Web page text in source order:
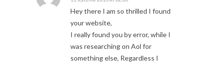
Hey there I am so thrilled I found
your website,
I really found you by error, while I
was researching on Aol for
something else, Regardless I